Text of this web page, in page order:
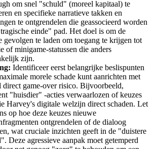
om snel "schuld" (moreel kapitaal) te
en specifieke narratieve takken en
te ontgrendelen die geassocieerd worden
einde" pad. Het doel is om de
gevolgen te laden om toegang te krijgen tot
of minigame-statussen die anders
zijn.
Identificeer eerst belangrijke beslispunten
morele schade kunt aanrichten met
direct game-over risico. Bijvoorbeeld,
"huisdier" -acties verwaarlozen of keuzes
Harvey's digitale welzijn direct schaden. Let
op hoe deze keuzes nieuwe
ontgrendelen of de dialoog
wat cruciale inzichten geeft in de "duistere
Deze agressieve aanpak moet getemperd